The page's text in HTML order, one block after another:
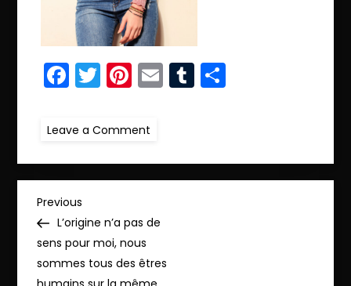
Facebook
Twitter
Pinterest
EmailTumblr
Leave a Comment
N
a
Previous
Post
Previous
L’origine n’a pas de
sens pour moi, nous
sommes tous des êtres